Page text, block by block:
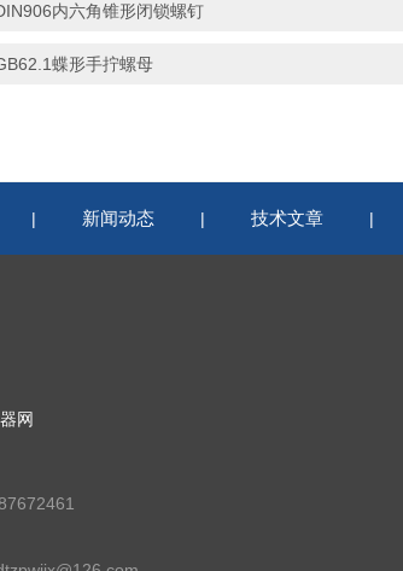
内六角锥形闭锁螺钉
蝶形手拧螺母
| 新闻动态 | 技术文章 |
网